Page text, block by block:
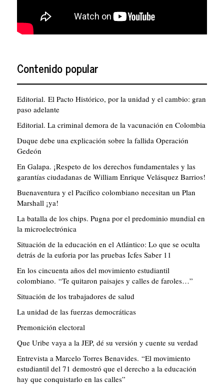
Contenido popular
Editorial. El Pacto Histórico, por la unidad y el cambio: gran
paso adelante
Editorial. La criminal demora de la vacunación en Colombia
Duque debe una explicación sobre la fallida Operación
Gedeón
En Galapa. ¡Respeto de los derechos fundamentales y las
garantías ciudadanas de William Enrique Velásquez Barrios!
Buenaventura y el Pacífico colombiano necesitan un Plan
Marshall ¡ya!
La batalla de los chips. Pugna por el predominio mundial en
la microelectrónica
Situación de la educación en el Atlántico: Lo que se oculta
detrás de la euforia por las pruebas Icfes Saber 11
En los cincuenta años del movimiento estudiantil
colombiano. “Te quitaron paisajes y calles de faroles…”
Situación de los trabajadores de salud
La unidad de las fuerzas democráticas
Premonición electoral
Que Uribe vaya a la JEP, dé su versión y cuente su verdad
Entrevista a Marcelo Torres Benavides. “El movimiento
estudiantil del 71 demostró que el derecho a la educación
hay que conquistarlo en las calles”